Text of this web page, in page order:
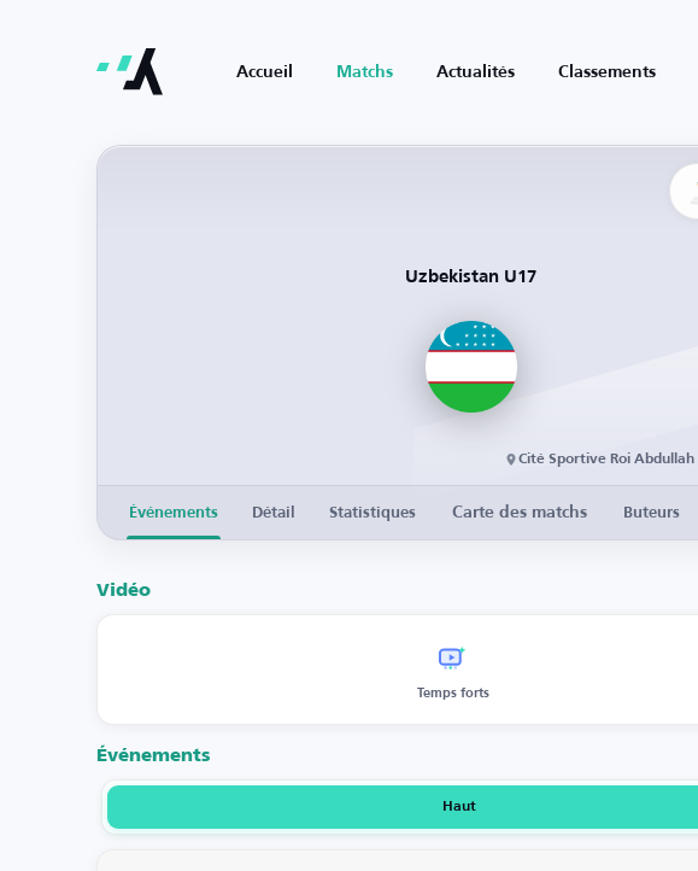
Accueil Matchs Actualités Classements
Uzbekistan U17
Cité Sportive Roi
Événements Détail Statistiques Carte des matchs Buteurs
Vidéo
Temps forts
Événements
Haut